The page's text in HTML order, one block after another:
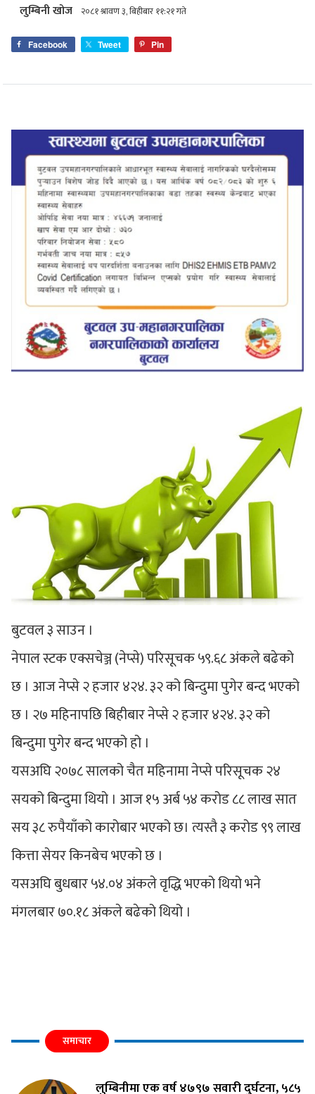
लुम्बिनी खोज २०८१ श्रावण ३, बिहीबार ११:२१ गते
Facebook Tweet Pin
बुटवल ३ साउन ।
नेपाल स्टक एक्सचेञ्ज (नेप्से) परिसूचक ५९.६८ अंकले बढेको
छ । आज नेप्से २ हजार ४२४. ३२ को बिन्दुमा पुगेर बन्द भएको
छ । २७ महिनापछि बिहीबार नेप्से २ हजार ४२४. ३२ को
बिन्दुमा पुगेर बन्द भएको हो ।
यसअघि २०७८ सालको चैत महिनामा नेप्से परिसूचक २४
सयको बिन्दुमा थियो । आज १५ अर्ब ५४ करोड ८८ लाख सात
सय ३८ रुपैयाँको कारोबार भएको छ। त्यस्तै ३ करोड ९९ लाख
कित्ता सेयर किनबेच भएको छ ।
यसअघि बुधबार ५४.०४ अंकले वृद्धि भएको थियो भने
मंगलबार ७०.१८ अंकले बढेको थियो ।
समाचार
लुम्बिनीमा एक वर्ष ४७९७ सवारी दुर्घटना, ५८५